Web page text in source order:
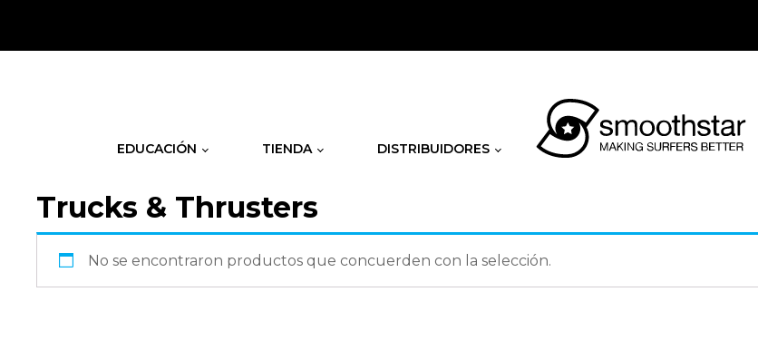
EDUCACIÓN TIENDA DISTRIBUIDORES
Trucks & Thrusters
No se encontraron productos que concuerden con la selección.